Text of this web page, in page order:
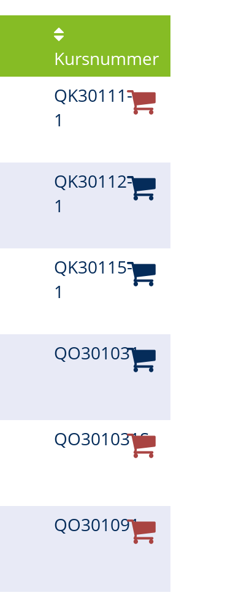
Kursnummer
QK30111-
1
QK30112-
1
QK30115-
1
QO301031
QO301031S
QO301091